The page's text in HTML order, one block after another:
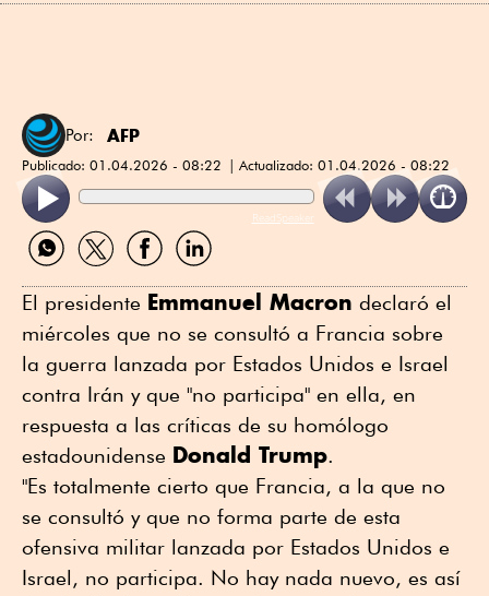
Por: AFP
Publicado: 01.04.2026 - 08:22 Actualizado: 01.04.2026 - 08:22
ReadSpeaker
Compartir
por
Compartir
por
Compartir
por
Compartir
por
El presidente Emmanuel Macron declaró el
miércoles que no se consultó a Francia sobre
la guerra lanzada por Estados Unidos e Israel
contra Irán y que "no participa" en ella, en
respuesta a las críticas de su homólogo
estadounidense Donald Trump.
"Es totalmente cierto que Francia, a la que no
se consultó y que no forma parte de esta
ofensiva militar lanzada por Estados Unidos e
Israel, no participa. No hay nada nuevo, es así